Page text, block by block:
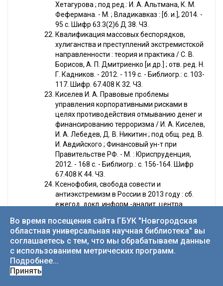
Хетагурова ; под ред.: И. А. Альтмана, К. М.
Фефермана. - М. ; Владикавказ : [б. и.], 2014. -
95 с. Шифр 63.3(2)6 Д 38. ЧЗ.
Квалификация массовых беспорядков,
хулиганства и преступлений экстремистской
направленности : теория и практика / С. В.
Борисов, А. П. Дмитриенко [и др.] ; отв. ред. Н.
Г. Кадников. - 2012. - 119 с. - Библиогр.: с. 103-
117. Шифр. 67.408 К 32. ЧЗ.
Киселев И. А. Правовые проблемы
управления корпоративными рисками в
целях противодействия отмыванию денег и
финансированию терроризма / И. А. Киселев,
И. А. Лебедев, Д. В. Никитин ; под общ. ред. В.
И. Авдийского ; Финансовый ун-т при
Правительстве РФ. - М. : Юриспруденция,
2012. - 168 с. - Библиогр.: с. 156-164. Шифр
67.408 К 44. ЧЗ.
Ксенофобия, свобода совести и
антиэкстремизм в России в 2013 году : сб.
ежегод. докл. информ.-аналит. центра
ред. А. М. Верховского. - М. : Центр "СОВА",
2014. - 163 с. : табл. Шифр 66.3(2Рос),5 К 86.
ИБО.
Ксенофобия, свобода совести и
антиэкстремизм в России в 2014 году : сб.
Во время посещения сайта ГБУК "Новгородская
областная универсальная научная библиотека" вы
соглашаетесь с тем, что мы обрабатываем данные
с использованием метрических программ.
Подробнее...
Принять